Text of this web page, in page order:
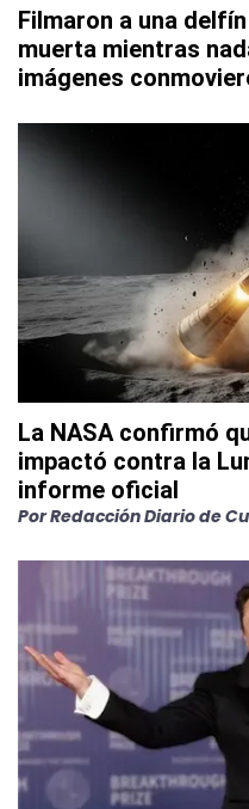
Filmaron a una
muerta mientras
imágenes
La NASA confirmó
impactó contra la
informe oficial
PorRedacción Diario de